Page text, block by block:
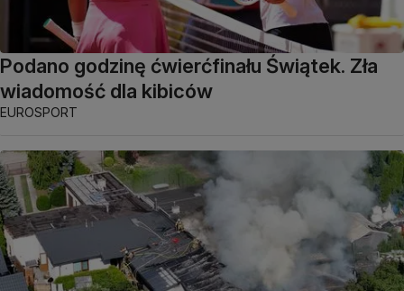
Podano godzinę ćwierćfinału Świątek. Zła
wiadomość dla kibiców
EUROSPORT